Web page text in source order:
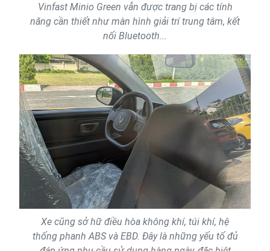
Vinfast Minio Green vẫn được trang bị các tính
năng cần thiết như màn hình giải trí trung tâm, kết
nối Bluetooth...
Xe cũng sở hữ điều hòa không khí, túi khí, hệ
thống phanh ABS và EBD. Đây là những yếu tố đủ